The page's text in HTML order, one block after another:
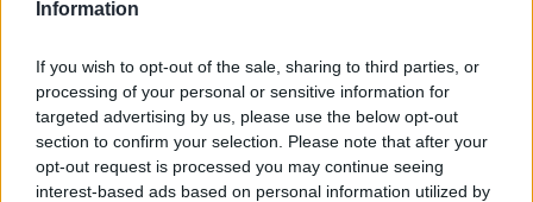
Information
If you wish to opt-out of the sale, sharing to third parties, or
processing of your personal or sensitive information for
targeted advertising by us, please use the below opt-out
section to confirm your selection. Please note that after your
opt-out request is processed you may continue seeing
interest-based ads based on personal information utilized by